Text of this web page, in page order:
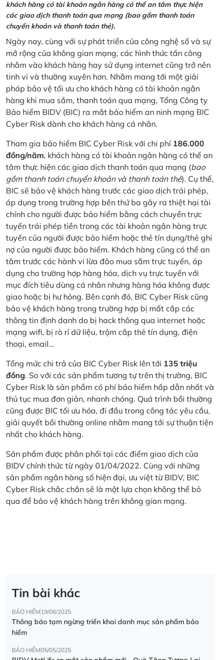
khách hàng có tài khoản ngân hàng có thể an tâm thực hiện
các giao dịch thanh toán qua mạng (bao gồm thanh toán
chuyển khoản và thanh toán thẻ).
Ngày nay, cùng với sự phát triển của công nghệ số và sự
mở rộng của không gian mạng, các hình thức tấn công
nhằm vào khách hàng hay sử dụng internet cũng trở nên
tinh vi và thường xuyên hơn. Nhằm mang tới một giải
pháp bảo vệ tối ưu cho khách hàng có tài khoản ngân
hàng khi mua sắm, thanh toán qua mạng, Tổng Công ty
Bảo hiểm BIDV (BIC) ra mắt bảo hiểm an ninh mạng BIC
Cyber Risk dành cho khách hàng cá nhân.
Tham gia bảo hiểm BIC Cyber Risk với chi phí 186.000
đồng/năm, khách hàng có tài khoản ngân hàng có thể an
tâm thực hiện các giao dịch thanh toán qua mạng (bao
gồm thanh toán chuyển khoản và thanh toán thẻ). Cụ thể,
BIC sẽ bảo vệ khách hàng trước các giao dịch trái phép,
áp dụng trong trường hợp bên thứ ba gây ra thiệt hại tài
chính cho người được bảo hiểm bằng cách chuyển trực
tuyến trái phép tiền trong các tài khoản ngân hàng trực
tuyến của người được bảo hiểm hoặc thẻ tín dụng/thẻ ghi
nợ của người được bảo hiểm. Khách hàng cũng có thể an
tâm trước các hành vi lừa đảo mua sắm trực tuyến, áp
dụng cho trường hợp hàng hóa, dịch vụ trực tuyến với
mục đích tiêu dùng cá nhân nhưng hàng hóa không được
giao hoặc bị hư hỏng. Bên cạnh đó, BIC Cyber Risk cũng
bảo vệ khách hàng trong trường hợp bị mất cắp các
thông tin định danh do bị hack thông qua internet hoặc
mạng wifi, bị rò rỉ dữ liệu, trộm cắp thẻ tín dụng, điện
thoại, email…
Tổng mức chi trả của BIC Cyber Risk lên tới 135 triệu
đồng. So với các sản phẩm tương tự trên thị trường, BIC
Cyber Risk là sản phẩm có phí bảo hiểm hấp dẫn nhất và
thủ tục mua đơn giản, nhanh chóng. Quá trình bồi thường
cũng được BIC tối ưu hóa, đi đầu trong công tác yêu cầu,
giải quyết bồi thường online nhằm mang tới sự thuận tiện
nhất cho khách hàng.
Sản phẩm được phân phối tại các điểm giao dịch của
BIDV chính thức từ ngày 01/04/2022. Cùng với những
sản phẩm ngân hàng số hiện đại, ưu việt từ BIDV, BIC
Cyber Risk chắc chắn sẽ là một lựa chọn không thể bỏ
qua để bảo vệ khách hàng trên không gian mạng.
Tin bài khác
BẢO HIỂM19/06/2025
Thông báo tạm ngừng triển khai danh mục sản phẩm bảo
hiểm
BẢO HIỂM05/05/2025